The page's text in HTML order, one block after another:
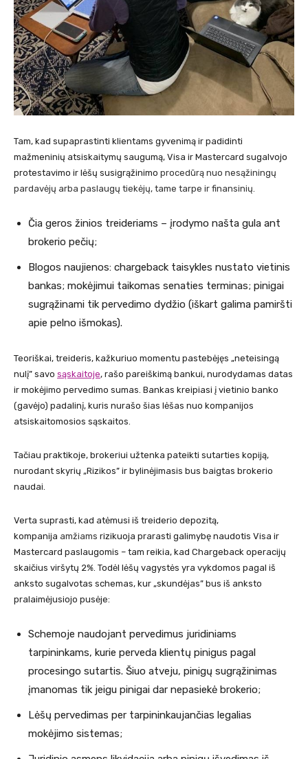
Tam, kad supaprastinti klientams gyvenimą ir padidinti
mažmeninių atsiskaitymų saugumą, Visa ir Mastercard sugalvojo
protestavimo ir lėšų susigrąžinimo procedūrą nuo nesąžiningų
pardavėjų arba paslaugų tiekėjų, tame tarpe ir finansinių.
Čia geros žinios treideriams – įrodymo našta gula ant
brokerio pečių;
Blogos naujienos: сhargeback taisykles nustato vietinis
bankas; mokėjimui taikomas senaties terminas; pinigai
sugrąžinami tik pervedimo dydžio (iškart galima pamiršti
apie pelno išmokas).
Teoriškai, treideris, kažkuriuo momentu pastebėjęs „neteisingą
nulį” savo sąskaitoje, rašo pareiškimą bankui, nurodydamas datas
ir mokėjimo pervedimo sumas. Bankas kreipiasi į vietinio banko
(gavėjo) padalinį, kuris nurašo šias lėšas nuo kompanijos
atsiskaitomosios sąskaitos.
Tačiau praktikoje, brokeriui užtenka pateikti sutarties kopiją,
nurodant skyrių „Rizikos” ir bylinėjimasis bus baigtas brokerio
naudai.
Verta suprasti, kad atėmusi iš treiderio depozitą,
kompanija amžiams rizikuoja prarasti galimybę naudotis Visa ir
Mastercard paslaugomis – tam reikia, kad Chargeback operacijų
skaičius viršytų 2%. Todėl lėšų vagystės yra vykdomos pagal iš
anksto sugalvotas schemas, kur „skundėjas” bus iš anksto
pralaimėjusiojo pusėje:
Schemoje naudojant pervedimus juridiniams
tarpininkams, kurie perveda klientų pinigus pagal
procesingo sutartis. Šiuo atveju, pinigų sugrąžinimas
įmanomas tik jeigu pinigai dar nepasiekė brokerio;
Lėšų pervedimas per tarpininkaujančias legalias
mokėjimo sistemas;